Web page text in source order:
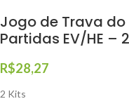
Jogo de Trava
Partidas EV/HE –
R$28,27
2 Kits